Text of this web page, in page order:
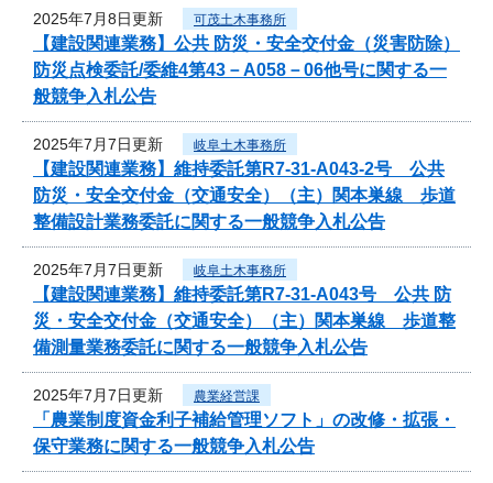
2025年7月8日更新 可茂土木事務所
【建設関連業務】公共 防災・安全交付金（災害防除）
防災点検委託/委維4第43－A058－06他号に関する一
般競争入札公告
2025年7月7日更新 岐阜土木事務所
【建設関連業務】維持委託第R7-31-A043-2号 公共
防災・安全交付金（交通安全）（主）関本巣線 歩道
整備設計業務委託に関する一般競争入札公告
2025年7月7日更新 岐阜土木事務所
【建設関連業務】維持委託第R7-31-A043号 公共 防
災・安全交付金（交通安全）（主）関本巣線 歩道整
備測量業務委託に関する一般競争入札公告
2025年7月7日更新 農業経営課
「農業制度資金利子補給管理ソフト」の改修・拡張・
保守業務に関する一般競争入札公告